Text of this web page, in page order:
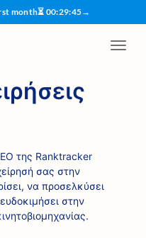
month⏳ 00:29:44→
της Ranktracker
σας στην
να προσελκύσει
στην